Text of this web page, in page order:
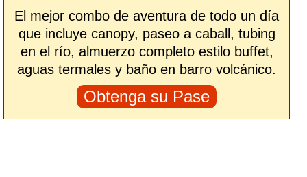
El mejor combo de aventura de todo un día
que incluye canopy, paseo a caball, tubing
en el río, almuerzo completo estilo buffet,
aguas termales y baño en barro volcánico.
Obtenga su Pase